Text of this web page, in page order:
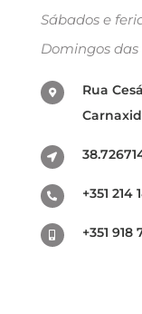
Sábados e
Domingos
Rua
+351 214
+351 918